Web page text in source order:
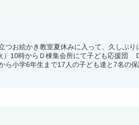
つお絵かき教室夏休みに入って、久しぶ
）10時からＤ棟集会所にて子ども応援団
ら小学6年生まで17人の子ども達と7名の保